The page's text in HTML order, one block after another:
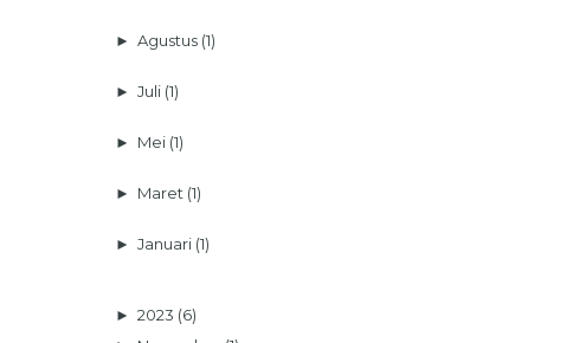
► Agustus (1)
► Juli (1)
► Mei (1)
► Maret (1)
► Januari (1)
► 2023 (6)